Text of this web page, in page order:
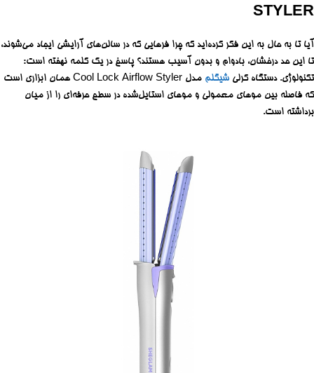
STYLER
آیا تا به حال به این فکر کرده‌اید که چرا فرهایی که در سالن‌های آرایشی ایجاد می‌شوند،
تا این حد درخشان، بادوام و بدون آسیب هستند؟ پاسخ در یک کلمه نهفته است:
تکنولوژی. دستگاه کرلی شیگلم
مدل Cool Lock Airflow Styler همان ابزاری است
که فاصله بین موهای معمولی و موهای استایل‌شده در سطح حرفه‌ای را از میان
برداشته است.